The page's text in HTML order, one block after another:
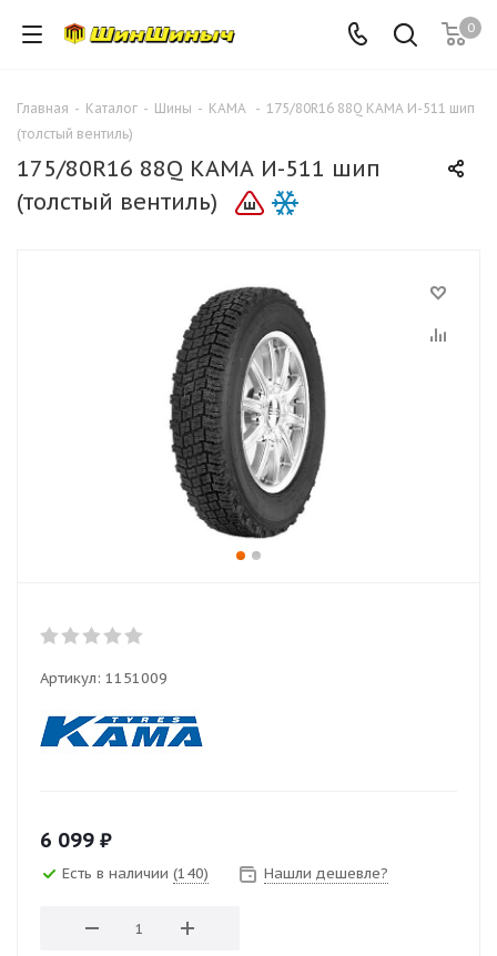
0
Главная - Каталог - Шины - КАМА - 175/80R16 88Q КАМА И-511 шип
(толстый вентиль)
175/80R16 88Q КАМА И-511 шип
(толстый вентиль)
Артикул: 1151009
6 099 ₽
Есть в наличии (140) Нашли дешевле?